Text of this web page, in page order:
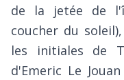
de la jetée de
coucher du
les initiales de
d'Emeric Le